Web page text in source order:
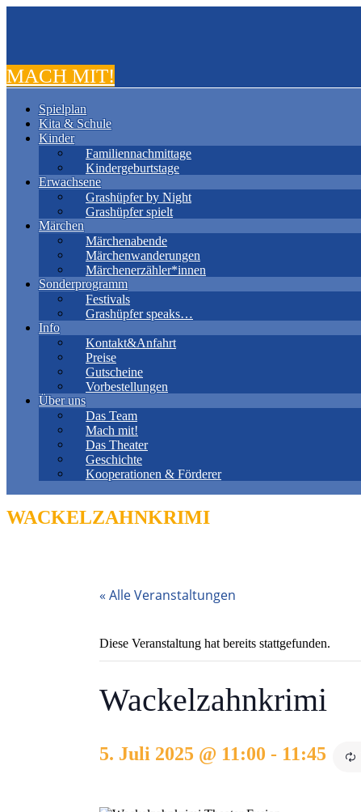
MACH MIT!
Spielplan
Kita & Schule
Kinder
Familiennachmittage
Kindergeburtstage
Erwachsene
Grashüpfer by Night
Grashüpfer spielt
Märchen
Märchenabende
Märchenwanderungen
Märchenerzähler*innen
Sonderprogramm
Festivals
Grashüpfer speaks…
Info
Kontakt&Anfahrt
Preise
Gutscheine
Vorbestellungen
Über uns
Das Team
Mach mit!
Das Theater
Geschichte
Kooperationen & Förderer
WACKELZAHNKRIMI
« Alle Veranstaltungen
Diese Veranstaltung hat bereits stattgefunden.
Wackelzahnkrimi
5. Juli 2025 @ 11:00 - 11:45